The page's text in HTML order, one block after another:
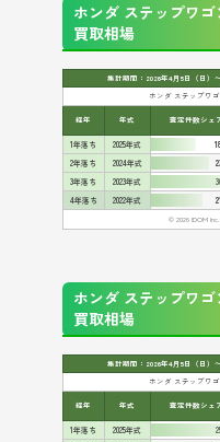
ホンダ ステップワ
買取相場
集計期間：2026年4月5日（日）
ホンダ ステップワゴ
経年 年式 査定件数シェ
1年落ち 2025年式
2年落ち
2024年式
3年落ち
2023年式
4年落ち
2022年式
© 2026 IDOM
ホンダ ステップワ
買取相場
集計期間：2026年4月5日（日）
ホンダ ステップワゴ
経年 年式 査定件数シェ
1年落ち 2025年式